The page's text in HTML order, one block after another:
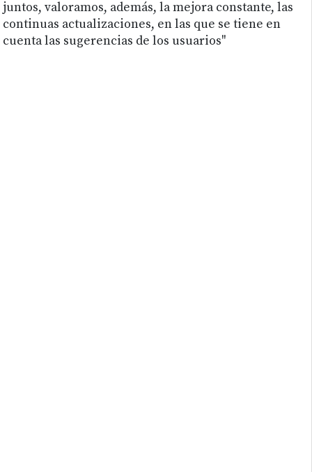
juntos, valoramos, además, la mejora constante, las
continuas actualizaciones, en las que se tiene en
cuenta las sugerencias de los usuarios"